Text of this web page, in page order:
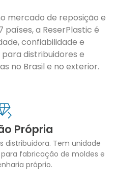
mercado de reposição e
países, a ReserPlastic é
confiabilidade e
distribuidores e
no Brasil e no exterior.
Própria
distribuidora. Tem unidade
fabricação de moldes e
próprio.